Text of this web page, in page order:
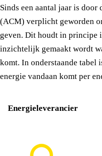
Sinds een aantal jaar is
(ACM) verplicht geworden
geven. Dit houdt in principe
inzichtelijk gemaakt wordt
komt. In onderstaande tabel
energie vandaan komt per
Energieleverancier